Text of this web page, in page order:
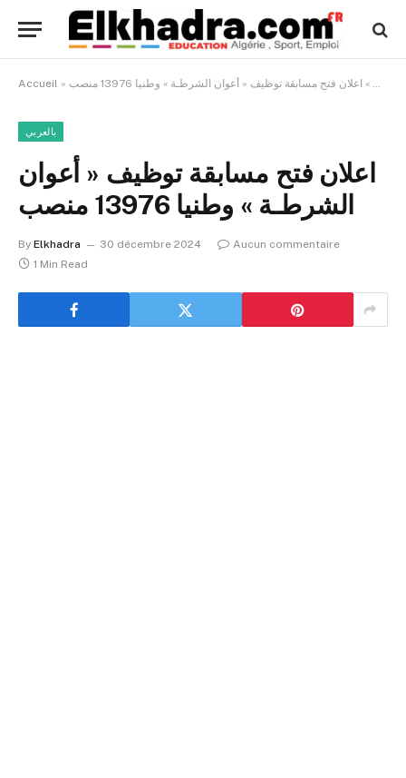
Accueil » بالعربي » اعلان فتح مسابقة توظيف « أعوان الشرطـة » وطنيا 13976 منصب
بالعربي
اعلان فتح مسابقة توظيف « أعوان
الشرطـة » وطنيا 13976 منصب
By Elkhadra 30 décembre 2024
Aucun commentaire
1 Min Read